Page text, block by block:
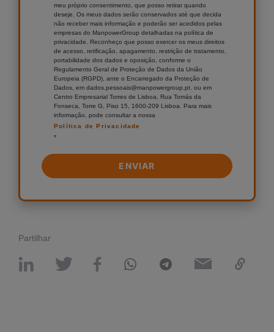
meu próprio consentimento, que posso retirar quando
deseje. Os meus dados serão conservados até que decida
não receber mais informação e poderão ser acedidos pelas
empresas do ManpowerGroup detalhadas na política de
privacidade. Reconheço que posso exercer os meus direitos
de acesso, retificação, apagamento, restrição de tratamento,
portabilidade dos dados e oposição, conforme o
Regulamento Geral de Proteção de Dados da União
Europeia (RGPD), ante o Encarregado da Proteção de
Dados, em dados.pessoais@manpowergroup.pt. ou em
Centro Empresarial Torres de Lisboa, Rua Tomás da
Fonseca, Torre G, Piso 15, 1600-209 Lisboa. Para mais
informação, pode consultar a nossa
Política de Privacidade
*
Partilhar